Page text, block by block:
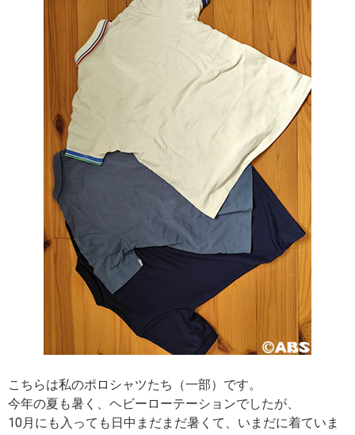
こちらは私のポロシャツたち（一部）です。
今年の夏も暑く、ヘビーローテーションでしたが、
10月にも入っても日中まだまだ暑くて、いまだに着ていま